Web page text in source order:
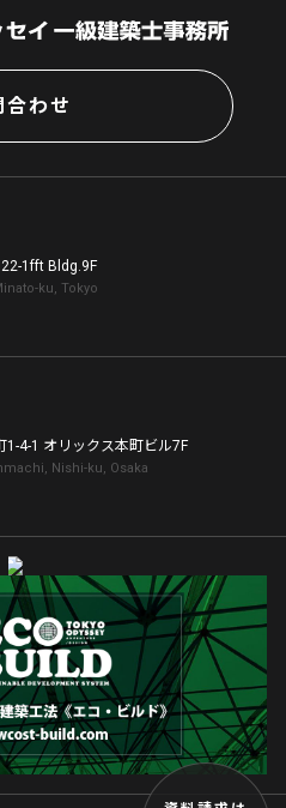
合わせ
1fft Bldg.9F
ku, Tokyo
4-1 オリックス本町ビル7F
Nishi-ku, Osaka